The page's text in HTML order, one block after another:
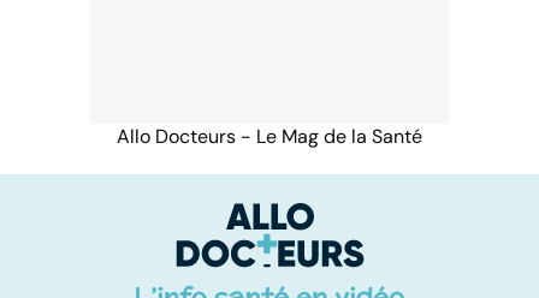
Allo Docteurs - Le Mag de la Santé